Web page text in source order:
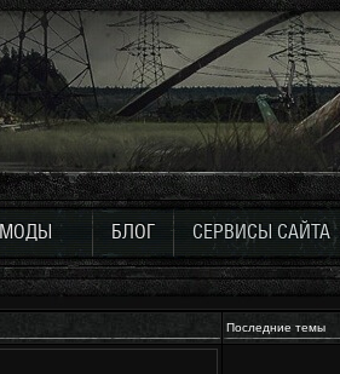
МОДЫ БЛОГ СЕРВИСЫ САЙТА
Последние темы